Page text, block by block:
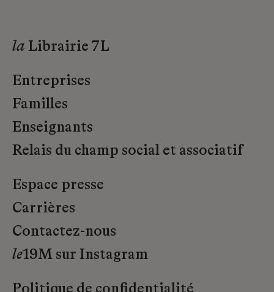
la Librairie 7L
Entreprises
Familles
Enseignants
Relais du champ social et associatif
Espace presse
Carrières
Contactez-nous
le19M sur Instagram